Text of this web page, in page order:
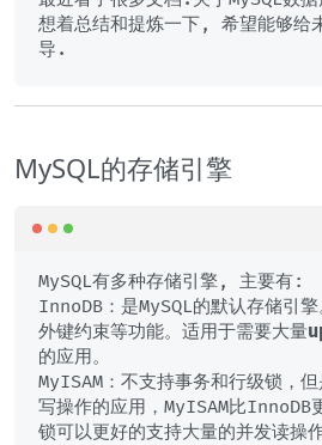
想着总结和提炼一下, 希望能够给
MySQL的存储引擎
MySQL有多种存储引擎, 主要有:
InnoDB：是MySQL的默认存储引擎
外键约束等功能。适用于需要大量
的应用。
MyISAM：不支持事务和行级锁，
写操作的应用，MyISAM比InnoDB
锁可以更好的支持大量的并发读操作